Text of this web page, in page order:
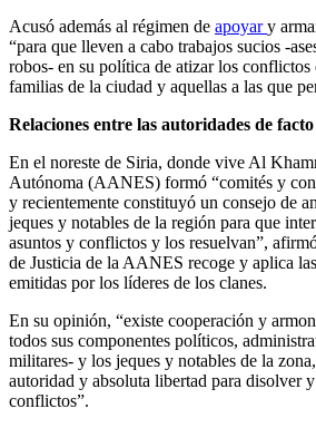
Acusó además al régimen de apoyary
“para que lleven a cabo trabajos sucios -
robos- en su política de atizar los conflictos
familias de la ciudad y aquellas a las que
Relaciones entre las autoridades de
En el noreste de Siria, donde vive Al
Autónoma (AANES) formó “comités y
y recientemente constituyó un consejo de
jeques y notables de la región para que
asuntos y conflictos y los resuelvan”,
de Justicia de la AANES recoge y aplica
emitidas por los líderes de los clanes.
En su opinión, “existe cooperación y
todos sus componentes políticos,
militares- y los jeques y notables de la
autoridad y absoluta libertad para disolver
conflictos”.